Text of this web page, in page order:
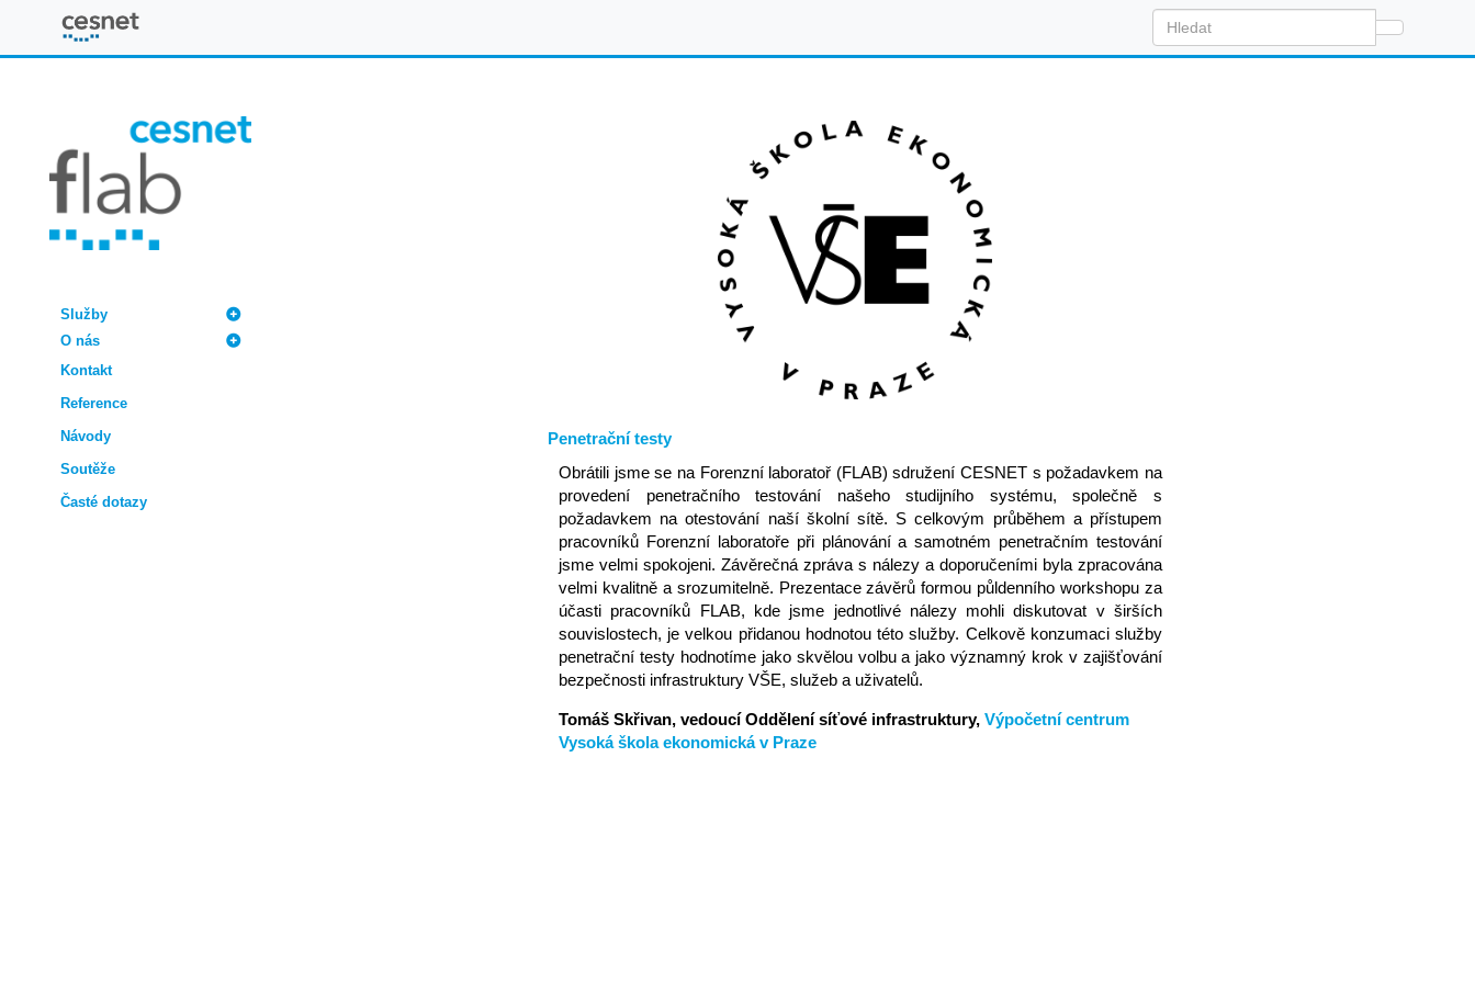
Služby
O nás
Kontakt
Reference
Návody
Soutěže
Časté dotazy
Penetrační testy
Obrátili jsme se na Forenzní laboratoř (FLAB) sdružení CESNET s požadavkem na
provedení penetračního testování našeho studijního systému, společně s
požadavkem na otestování naší školní sítě. S celkovým průběhem a přístupem
pracovníků Forenzní laboratoře při plánování a samotném penetračním testování
jsme velmi spokojeni. Závěrečná zpráva s nálezy a doporučeními byla zpracována
velmi kvalitně a srozumitelně. Prezentace závěrů formou půldenního workshopu za
účasti pracovníků FLAB, kde jsme jednotlivé nálezy mohli diskutovat v širších
souvislostech, je velkou přidanou hodnotou této služby. Celkově konzumaci služby
penetrační testy hodnotíme jako skvělou volbu a jako významný krok v zajišťování
bezpečnosti infrastruktury VŠE, služeb a uživatelů.
Tomáš Skřivan, vedoucí Oddělení síťové infrastruktury, Výpočetní centrum
Vysoká škola ekonomická v Praze